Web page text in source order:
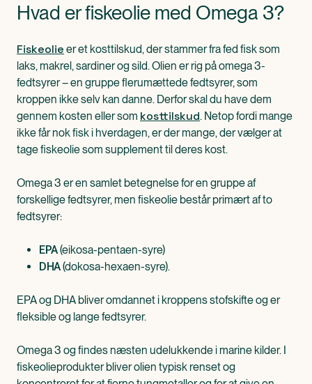
Hvad er fiskeolie med Omega 3?
Fiskeolie er et kosttilskud, der stammer fra fed fisk som
laks, makrel, sardiner og sild. Olien er rig på omega 3-
fedtsyrer – en gruppe flerumættede fedtsyrer, som
kroppen ikke selv kan danne. Derfor skal du have dem
gennem kosten eller som kosttilskud. Netop fordi mange
ikke får nok fisk i hverdagen, er der mange, der vælger at
tage fiskeolie som supplement til deres kost.
Omega 3 er en samlet betegnelse for en gruppe af
forskellige fedtsyrer, men fiskeolie består primært af to
fedtsyrer:
EPA(eikosa-pentaen-syre)
DHA(dokosa-hexaen-syre).
EPA og DHA bliver omdannet i kroppens stofskifte og er
fleksible og lange fedtsyrer.
Omega 3 og findes næsten udelukkende i marine kilder. I
fiskeolieprodukter bliver olien typisk renset og